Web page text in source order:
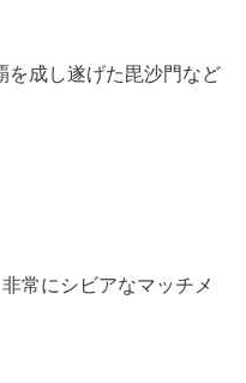
を成し遂げた毘沙門など
常にシビアなマッチメ